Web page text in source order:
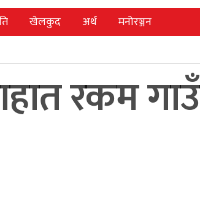
खेलकुद अर्थ मनोरञ्जन
रकम